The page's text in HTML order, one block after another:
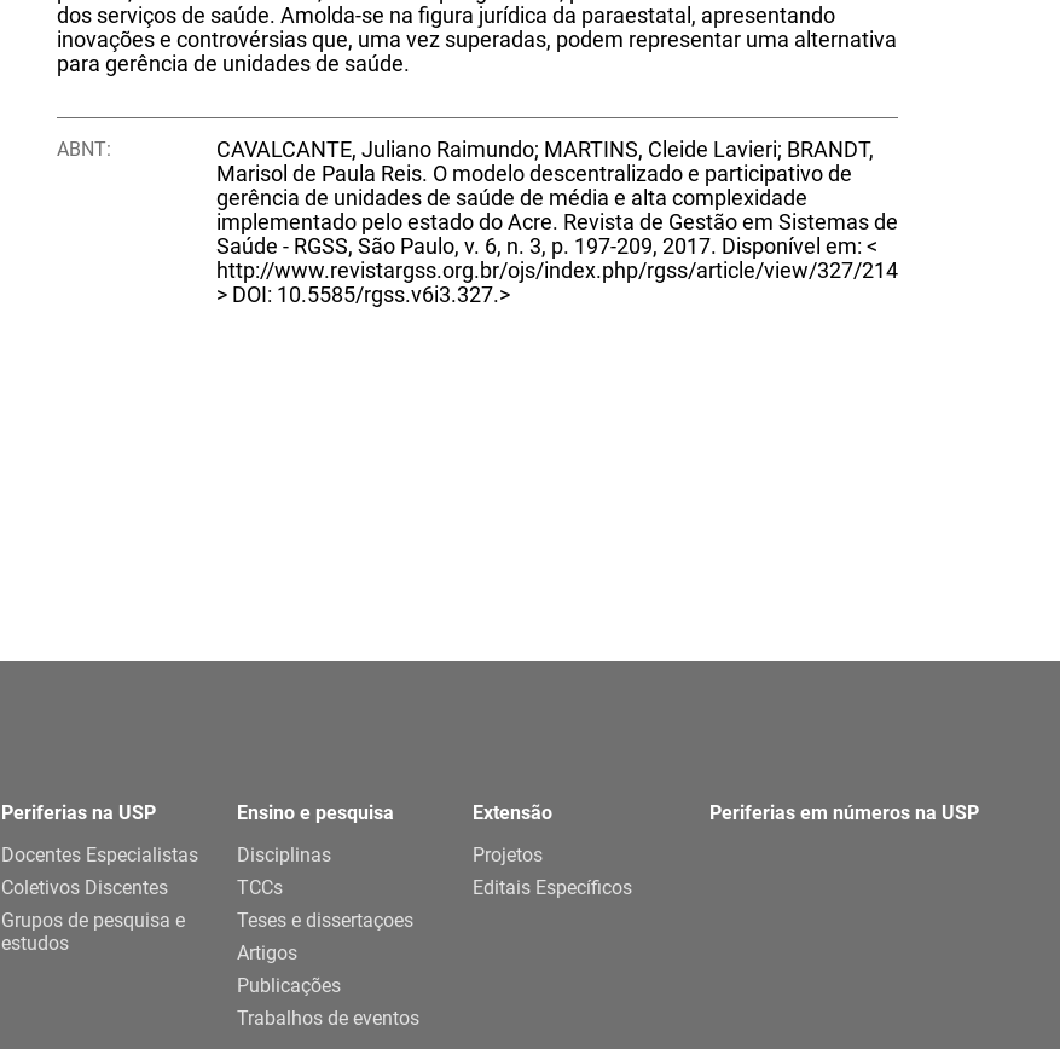
dos serviços de saúde. Amolda-se na figura jurídica da paraestatal, apresentando
inovações e controvérsias que, uma vez superadas, podem representar uma alternativa
para gerência de unidades de saúde.
ABNT:
CAVALCANTE, Juliano Raimundo; MARTINS, Cleide Lavieri; BRANDT,
Marisol de Paula Reis. O modelo descentralizado e participativo de
gerência de unidades de saúde de média e alta complexidade
implementado pelo estado do Acre. Revista de Gestão em Sistemas de
Saúde - RGSS, São Paulo, v. 6, n. 3, p. 197-209, 2017. Disponível em: <
http://www.revistargss.org.br/ojs/index.php/rgss/article/view/327/214
> DOI: 10.5585/rgss.v6i3.327.>
Periferias na USP
Docentes Especialistas
Coletivos Discentes
Grupos de pesquisa e
estudos
Ensino e pesquisa
Disciplinas
TCCs
Teses e dissertaçoes
Artigos
Publicações
Trabalhos de eventos
Extensão
Projetos
Editais Específicos
Periferias em números na USP